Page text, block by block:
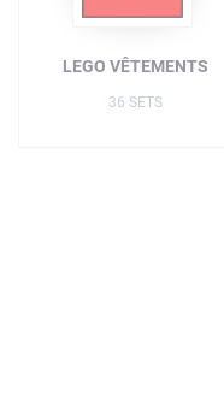
LEGO VÊTEMENTS
36 SETS